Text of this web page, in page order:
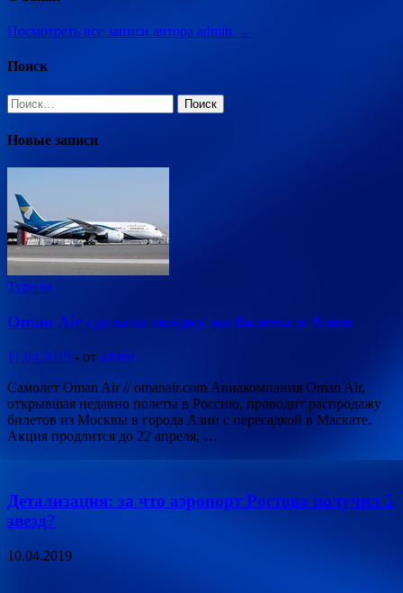
Посмотреть все записи автора admin →
Поиск
Найти:
Новые записи
Туризм
Oman Air сделала скидку на билеты в Азию
11.04.2019 - от admin
Самолет Oman Air // omanair.com Авиакомпания Oman Air,
открывшая недавно полеты в Россию, проводит распродажу
билетов из Москвы в города Азии с пересадкой в Маскате.
Акция продлится до 22 апреля, …
Детализация: за что аэропорт Ростова получил 5
звезд?
10.04.2019